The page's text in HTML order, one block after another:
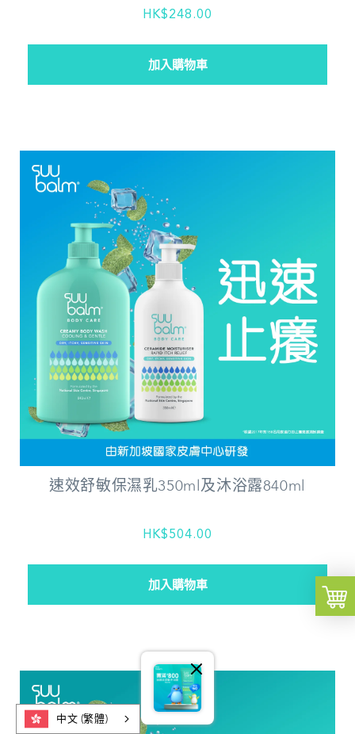
HK$248.00
速效舒敏保濕乳350ml及沐浴露840ml
HK$504.00
中文 (繁體)